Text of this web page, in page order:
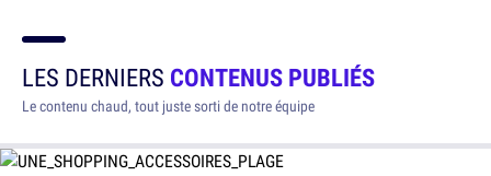
LES DERNIERS CONTENUS PUBLIÉS
Le contenu chaud, tout juste sorti de notre équipe